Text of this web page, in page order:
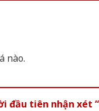
nào.
đầu tiên nhận xét